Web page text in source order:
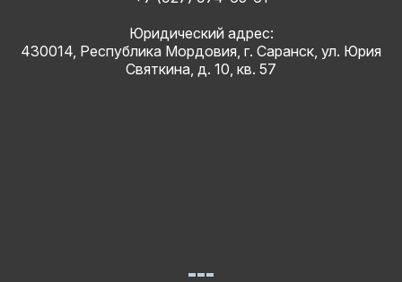
Юридический адрес:
430014, Республика Мордовия, г. Саранск, ул. Юрия
Святкина, д. 10, кв. 57